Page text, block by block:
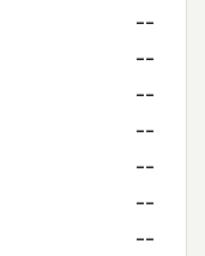
--
--
--
--
--
--
--